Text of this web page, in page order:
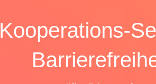
Kooperations-